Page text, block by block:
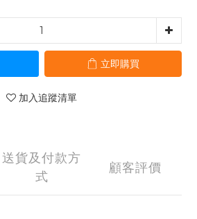
立即購買
加入追蹤清單
送貨及付款方
式
顧客評價